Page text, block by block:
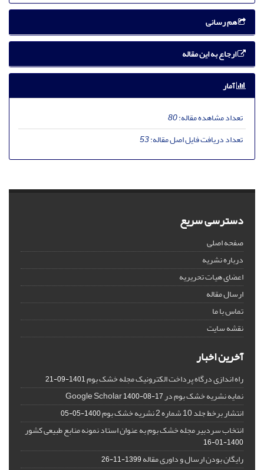
هم رسانی
ارجاع به این مقاله
آمار
تعداد مشاهده مقاله:80
تعداد دریافت فایل اصل مقاله:53
دسترسی سریع
صفحه اصلی
درباره نشریه
اعضای هیات تحریریه
ارسال مقاله
تماس با ما
نقشه سایت
آخرین اخبار
راه اندازی درگاه پرداخت الکترونیک مجله خشک بوم1401-09-21
نمایه نشریه خشک بوم در Google Scholar1400-08-17
انتشار برخط جلد 10 شماره 2 نشریه خشک بوم 1400-05-05
انتخاب سردبیر مجله خشک بوم به عنوان استاد نمونه منابع طبیعی کشور
1400-01-16
رایگان بودن ارسال و داوری مقاله1399-11-26